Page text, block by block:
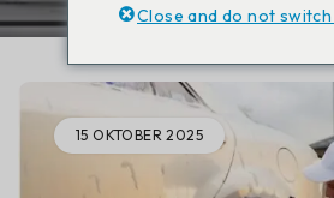
15 OKTOBER 2025
Close and do not switch